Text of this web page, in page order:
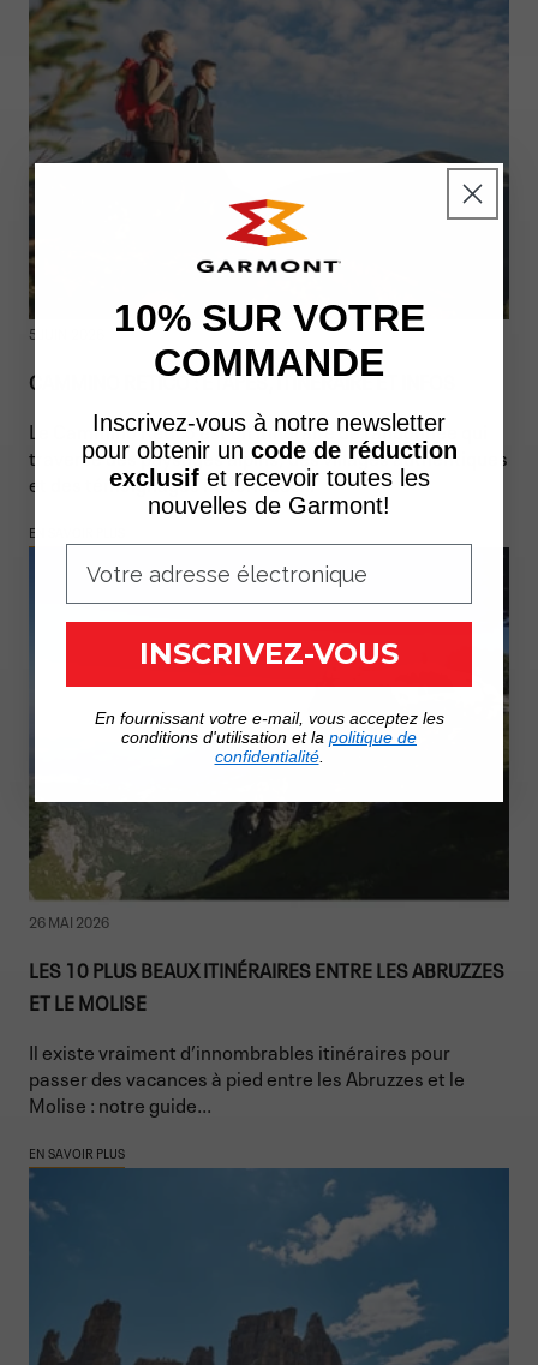
5 JUIN 2026
CAMMINO RETICO : ÉTAPES, ITINÉRAIRE ET INFOS
Le Cammino Retico est un itinéraire de randonnée qui
traverse des paysages alpins, des villages authentiques
et des témoignages historiques...
EN SAVOIR PLUS
26 MAI 2026
LES 10 PLUS BEAUX ITINÉRAIRES ENTRE LES ABRUZZES
ET LE MOLISE
Il existe vraiment d’innombrables itinéraires pour
passer des vacances à pied entre les Abruzzes et le
Molise : notre guide...
EN SAVOIR PLUS
10% SUR VOTRE
COMMANDE
Inscrivez-vous à notre newsletter
pour obtenir un code de réduction
exclusifet recevoir toutes les
nouvelles de Garmont!
INSCRIVEZ-VOUS
En fournissant votre e-mail, vous acceptez les
conditions d'utilisation et la politique de
confidentialité.